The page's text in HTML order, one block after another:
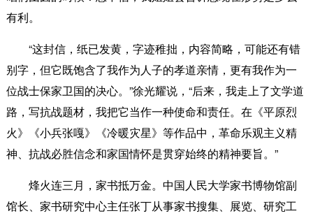
有利。
“这封信，纸已发黄，字迹稚拙，内容简略，可能还有错
别字，但它既饱含了我作为人子的孝道亲情，更有我作为一
位战士保家卫国的决心。”徐光耀说，“后来，我走上了文学道
路，写抗战题材，我把它当作一种使命和责任。在《平原烈
火》《小兵张嘎》《冷暖灾星》等作品中，革命乐观主义精
神、抗战必胜信念和家国情怀是贯穿始终的精神要旨。”
烽火连三月，家书抵万金。中国人民大学家书博物馆副
馆长、家书研究中心主任张丁从事家书搜集、展览、研究工